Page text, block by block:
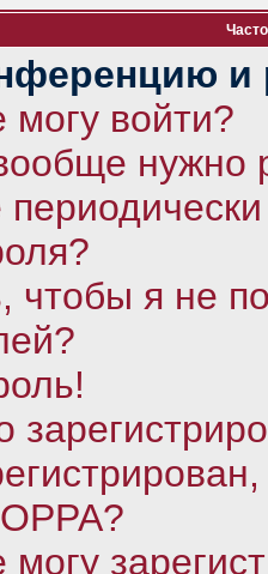
и
войти?
нужно
чтобы я не